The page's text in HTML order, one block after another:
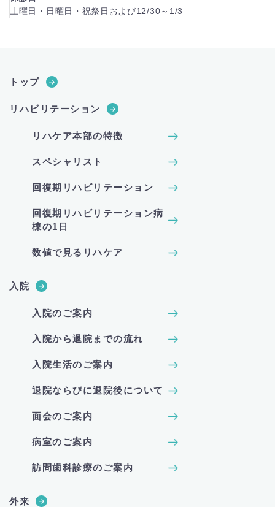
土曜日・日曜日・祝祭日および12/30～1/3
トップ
リハビリテーション
リハケア本部の特徴
スペシャリスト
回復期リハビリテーション
回復期リハビリテーション病
棟の1日
数値で見るリハケア
入院
入院のご案内
入院から退院までの流れ
入院生活のご案内
退院ならびに退院後について
面会のご案内
病室のご案内
訪問歯科診療のご案内
外来